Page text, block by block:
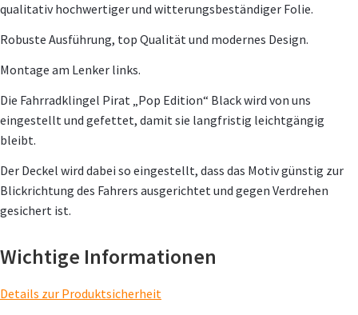
qualitativ hochwertiger und witterungsbeständiger Folie.
Robuste Ausführung, top Qualität und modernes Design.
Montage am Lenker links.
Die Fahrradklingel Pirat „Pop Edition“ Black wird von uns
eingestellt und gefettet, damit sie langfristig leichtgängig
bleibt.
Der Deckel wird dabei so eingestellt, dass das Motiv günstig zur
Blickrichtung des Fahrers ausgerichtet und gegen Verdrehen
gesichert ist.
Wichtige Informationen
Details zur Produktsicherheit